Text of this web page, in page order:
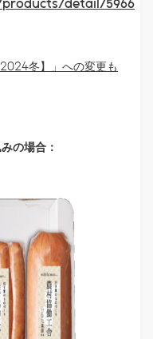
detail/5966
冬】」への変更も
の場合：